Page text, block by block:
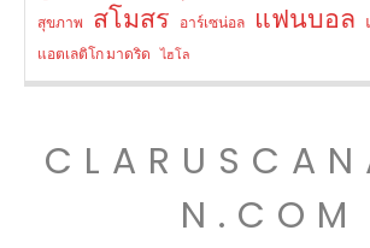
สุขภาพ สโมสร อาร์เซน่อล แฟนบอล
แอตเลติโก มาดริด ไฮโล
N.COM